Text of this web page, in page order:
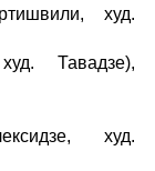
худ.
Тавадзе),
худ.